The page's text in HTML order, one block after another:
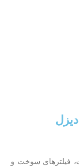
فیلتر‌های سوخت و